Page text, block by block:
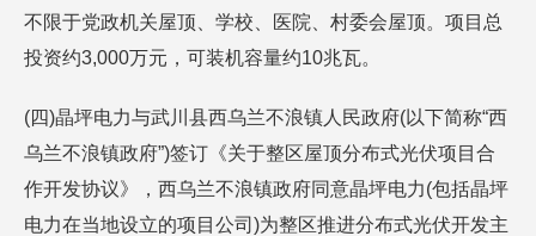
不限于党政机关屋顶、学校、医院、村委会屋顶。项目总
投资约3,000万元，可装机容量约10兆瓦。
(四)晶坪电力与武川县西乌兰不浪镇人民政府(以下简称“西
乌兰不浪镇政府”)签订《关于整区屋顶分布式光伏项目合
作开发协议》，西乌兰不浪镇政府同意晶坪电力(包括晶坪
电力在当地设立的项目公司)为整区推进分布式光伏开发主